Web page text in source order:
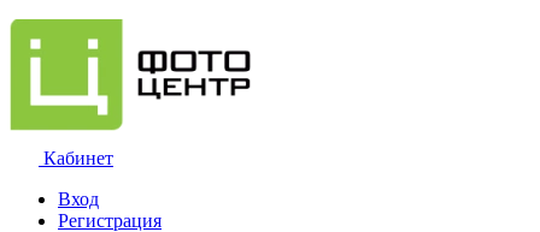
Кабинет
Вход
Регистрация